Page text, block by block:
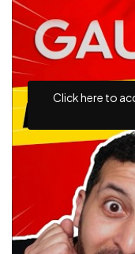
Click here to